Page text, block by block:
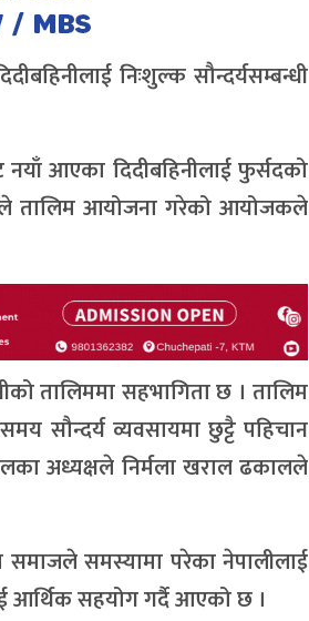
निःशुल्क सौन्दर्यसम्बन्धी
आएका दिदीबहिनीलाई फुर्सदको
तालिम आयोजना गरेको आयोजकले
तालिममा सहभागिता छ । तालिम
सौन्दर्य व्यवसायमा छुट्टै पहिचान
अध्यक्षले निर्मला खराल ढकालले
समाजले समस्यामा परेका नेपालीलाई
आर्थिक सहयोग गर्दै आएको छ ।